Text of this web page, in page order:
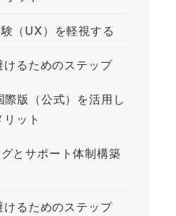
（UX）を軽視する
けるためのステップ
版（公式）を活用し
ット
とサポート体制構築
けるためのステップ